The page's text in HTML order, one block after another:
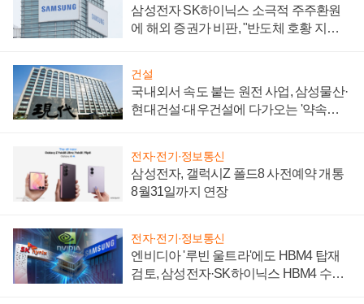
삼성전자 SK하이닉스 소극적 주주환원
에 해외 증권가 비판, "반도체 호황 지속
건설
국내외서 속도 붙는 원전 사업, 삼성물산·
현대건설·대우건설에 다가오는 '약속의
전자·전기·정보통신
삼성전자, 갤럭시Z 폴드8 사전예약 개통
8월31일까지 연장
전자·전기·정보통신
엔비디아 '루빈 울트라'에도 HBM4 탑재
검토, 삼성전자·SK하이닉스 HBM4 수율